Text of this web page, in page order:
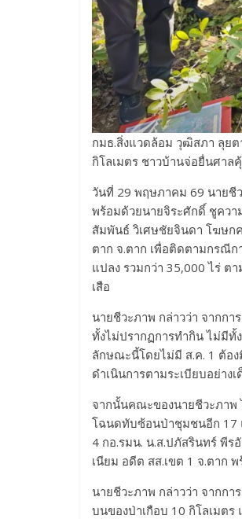
กมธ.สิ่งแวดล้อม วุฒิสภา ลุยต
กิโลเมตร ชาวบ้านจ่อยื่นศาล
วันที่ 29 พฤษภาคม 69 นายชี
พร้อมด้วยนายจิระศักดิ์ ชูควา
สัมพันธ์ วิเศษชัยจินดา โฆษก
ตาก จ.ตาก เพื่อติดตามกรณี
แปลง รวมกว่า 35,000 ไร่
เสือ
นายชีวะภาพ กล่าวว่า จากก
ทั้งไม่ปรากฏการทำกิน ไม่มีทั้
ลักษณะนี้โดยไม่มี ส.ค. 1 ต้อง
ดำเนินการตามระเบียบอย่าง
จากนั้นคณะของนายชีวะภาพ
โฉนดทับซ้อนป่าชุมชนอีก 17
4 กอ.รมน. น.ส.ปภัสรินทร์ พีร
เนียม อดีต สส.เขต 1 จ.ตาก
นายชีวะภาพ กล่าวว่า จากก
บนของป่าเกือบ 10 กิโลเมต